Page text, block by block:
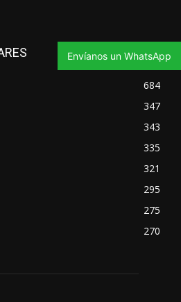
684
347
343
335
321
295
275
270
Envíanos un WhatsApp